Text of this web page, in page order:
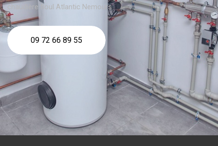
chaudière fioul Atlantic Nemours
09 72 66 89 55